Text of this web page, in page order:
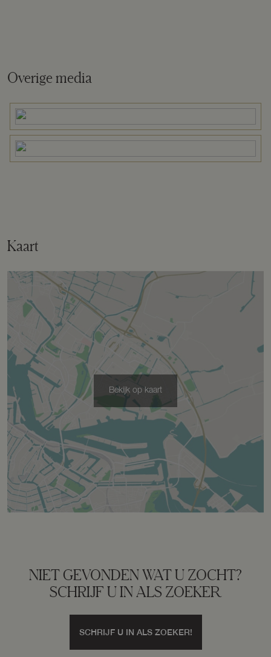
Overige media
Kaart
Bekijk op kaart
NIET GEVONDEN WAT U ZOCHT?
SCHRIJF U IN ALS ZOEKER
SCHRIJF U IN ALS ZOEKER!